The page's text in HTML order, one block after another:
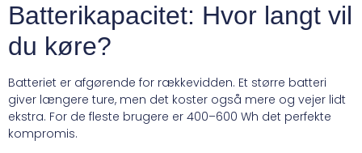
Batterikapacitet: Hvor langt vil
du køre?
Batteriet er afgørende for rækkevidden. Et større batteri
giver længere ture, men det koster også mere og vejer lidt
ekstra. For de fleste brugere er 400–600 Wh det perfekte
kompromis.